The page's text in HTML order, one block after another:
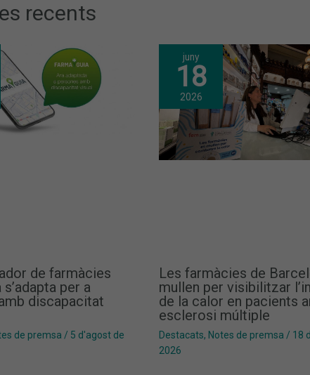
recents
de farmàcies
per a
discapacitat
de premsa / 5 d'agost de
juny
18
2026
Les farmàcies de
mullen per visibilitzar
de la calor en pacients
esclerosi múltiple
Destacats, Notes de premsa / 18
2026